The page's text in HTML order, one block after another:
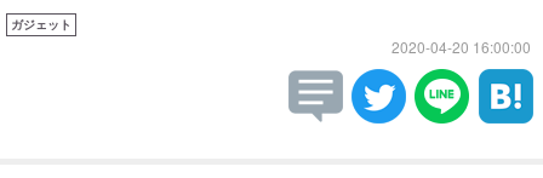
ガジェット
2020-04-20 16:00:00